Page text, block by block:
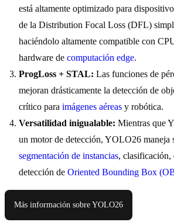
está altamente optimizado para
de la Distribution Focal Loss (DFL)
haciéndolo altamente compatible con
hardware de computación edge.
ProgLoss + STAL: Las funciones de
mejoran drásticamente la detección de
crítico para imágenes aéreas y robótica.
Versatilidad inigualable: Mientras que
un motor de detección, YOLO26 maneja
segmentación de instancias, clasificación,
detección de Oriented Bounding Box
Más información sobre YOLO26